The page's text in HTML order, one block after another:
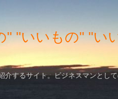
"いいもの" "い
するサイト。ビジネスマンとし